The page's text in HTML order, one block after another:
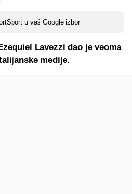
u vaš Google izbor
Lavezzi dao je veoma
medije.